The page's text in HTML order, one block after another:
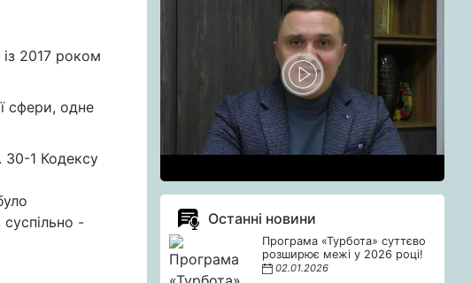
із 2017 роком
сфери, одне
30-1 Кодексу
суспільно -
Останні новини
Програма «Турбота» суттєво
розширює межі у 2026 році!
02.01.2026